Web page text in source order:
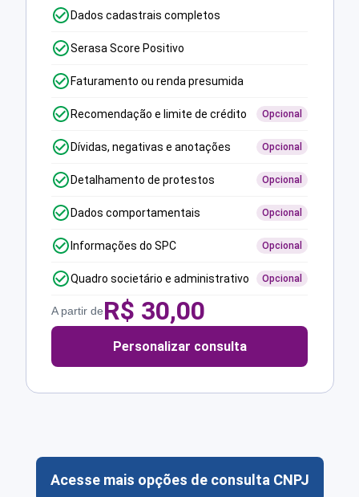
Dados cadastrais completos
Serasa Score Positivo
Faturamento ou renda presumida
Recomendação e limite de crédito Opcional
Dívidas, negativas e anotações Opcional
Detalhamento de protestos Opcional
Dados comportamentais Opcional
Informações do SPC Opcional
Quadro societário e administrativo Opcional
A partir deR$ 30,00
Personalizar consulta
Acesse mais opções de consulta CNPJ